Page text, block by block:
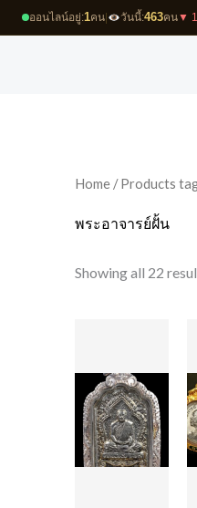
ออนไลน์อยู่:1คน วันนี้:463คน▼
Home/ Products
พระอาจารย์ฝั้น
Showing all 22